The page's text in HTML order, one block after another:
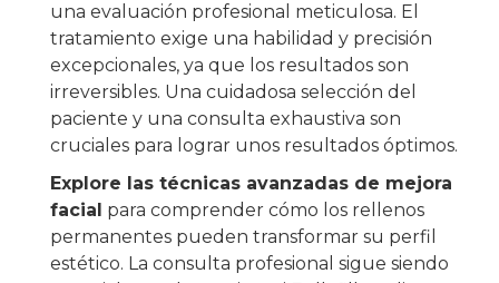
una evaluación profesional meticulosa. El
tratamiento exige una habilidad y precisión
excepcionales, ya que los resultados son
irreversibles. Una cuidadosa selección del
paciente y una consulta exhaustiva son
cruciales para lograr unos resultados óptimos.
Explore las técnicas avanzadas de mejora
facial para comprender cómo los rellenos
permanentes pueden transformar su perfil
estético. La consulta profesional sigue siendo